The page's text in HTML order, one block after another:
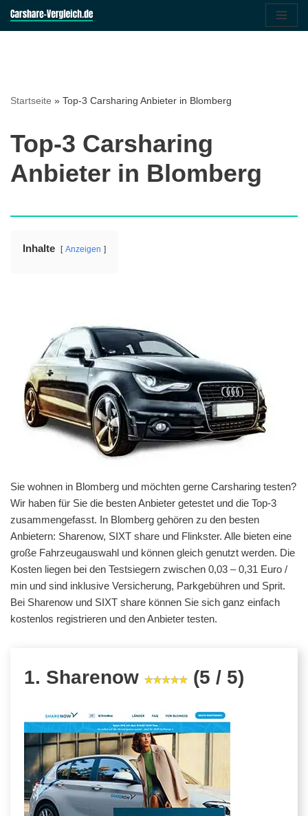
Startseite » Top-3 Carsharing Anbieter in Blomberg
Top-3 Carsharing
Anbieter in Blomberg
Inhalte Anzeigen
Sie wohnen in Blomberg und möchten gerne Carsharing testen?
Wir haben für Sie die besten Anbieter getestet und die Top-3
zusammengefasst. In Blomberg gehören zu den besten
Anbietern: Sharenow, SIXT share und Flinkster. Alle bieten eine
große Fahrzeugauswahl und können gleich genutzt werden. Die
Kosten liegen bei den Testsiegern zwischen 0,03 – 0,31 Euro /
min und sind inklusive Versicherung, Parkgebühren und Sprit.
Bei Sharenow und SIXT share können Sie sich ganz einfach
kostenlos registrieren und den Anbieter testen.
1. Sharenow (5 / 5)